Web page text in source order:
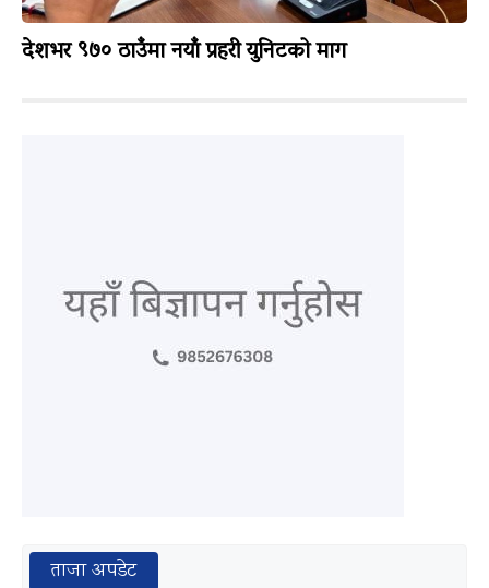
देशभर ९७० ठाउँमा नयाँ प्रहरी युनिटको माग
ताजा अपडेट